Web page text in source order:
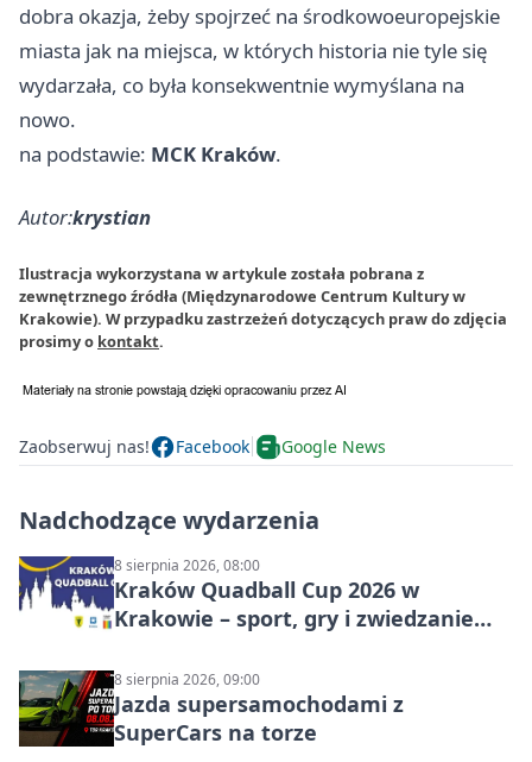
dobra okazja, żeby spojrzeć na środkowoeuropejskie
miasta jak na miejsca, w których historia nie tyle się
wydarzała, co była konsekwentnie wymyślana na
nowo.
na podstawie: MCK Kraków.
Autor:krystian
Ilustracja wykorzystana w artykule została pobrana z
zewnętrznego źródła (Międzynarodowe Centrum Kultury w
Krakowie). W przypadku zastrzeżeń dotyczących praw do zdjęcia
prosimy o kontakt.
Zaobserwuj nas! Facebook Google News
Nadchodzące wydarzenia
8 sierpnia 2026, 08:00
Kraków Quadball Cup 2026 w
Krakowie – sport, gry i zwiedzanie
8 sierpnia 2026, 09:00
Jazda supersamochodami z
SuperCars na torze